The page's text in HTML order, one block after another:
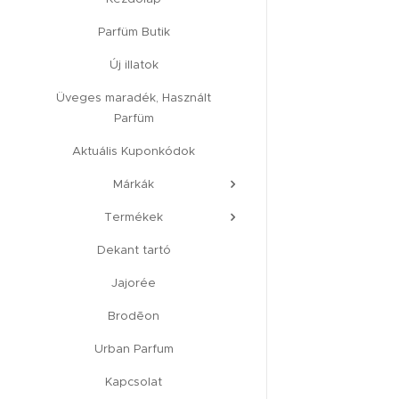
Parfüm Butik
Új illatok
Üveges maradék, Használt
Parfüm
Aktuális Kuponkódok
Márkák
Termékek
Dekant tartó
Jajorée
Brodēon
Urban Parfum
Kapcsolat